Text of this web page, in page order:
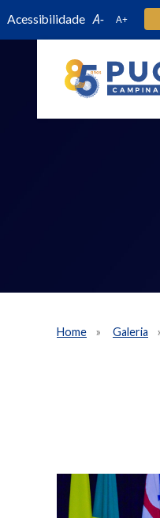
Acessibilidade
Home Galeria